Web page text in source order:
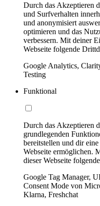
Durch das Akzeptieren
und Surfverhalten
und anonymisiert
optimieren und das
verbessern. Mit deiner
Webseite folgende
Google Analytics,
Testing
Funktional
Durch das Akzeptieren
grundlegenden
bereitstellen und dir
Webseite ermöglichen.
dieser Webseite
Google Tag Manager,
Consent Mode von
Klarna, Freshchat